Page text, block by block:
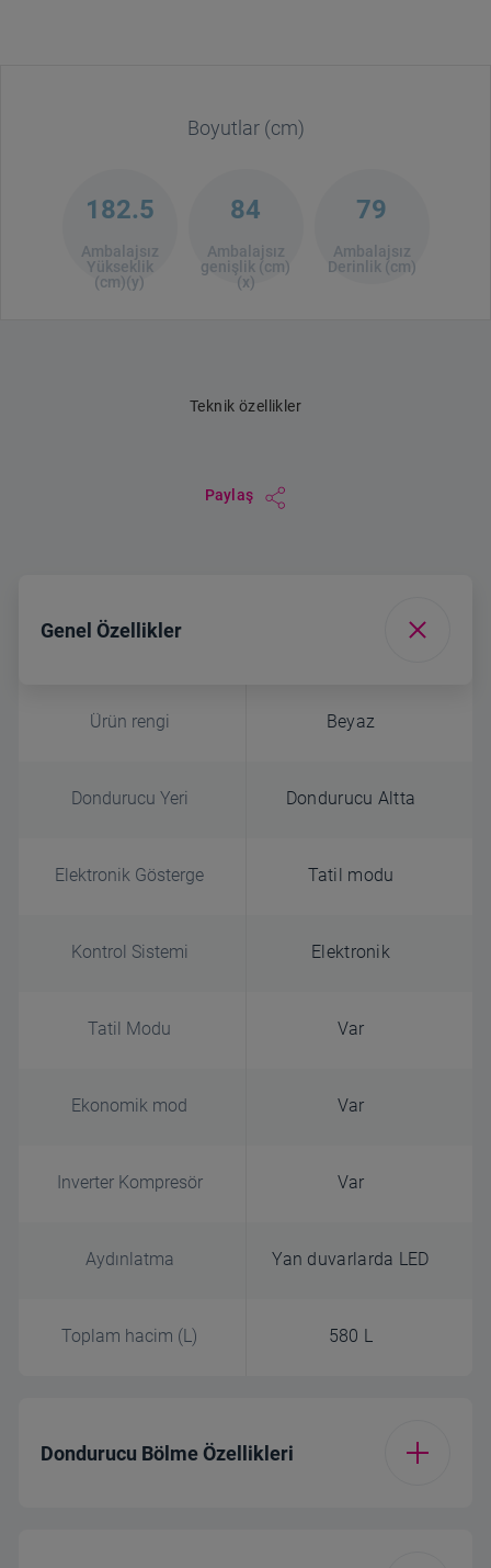
Boyutlar (cm)
182.5
Ambalajsız
Yükseklik
(cm)(y)
84
Ambalajsız
genişlik (cm)
(x)
79
Ambalajsız
Derinlik (cm)
Teknik özellikler
Paylaş
Genel Özellikler
Ürün rengi Beyaz
Dondurucu Yeri Dondurucu Altta
Elektronik Gösterge Tatil modu
Kontrol Sistemi Elektronik
Tatil Modu Var
Ekonomik mod Var
Inverter Kompresör Var
Aydınlatma Yan duvarlarda LED
Toplam hacim (L) 580 L
Dondurucu Bölme Özellikleri